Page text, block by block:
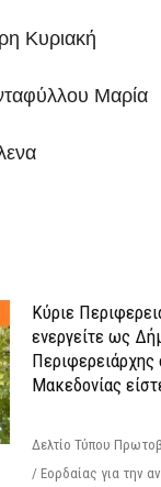
Κυριακή
Μαρία
Κύριε
ενεργείτε ως
Περιφερειάρχης
Μακεδονίας
Δελτίο Τύπου
/ Εορδαίας για την